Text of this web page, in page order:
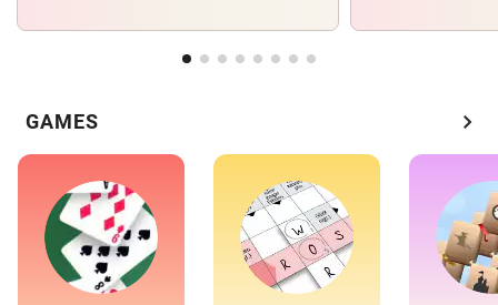
GAMES chevron_right